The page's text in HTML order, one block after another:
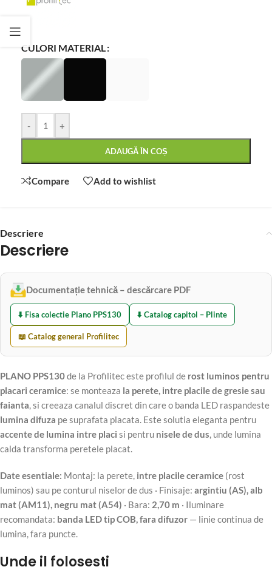
CULORI MATERIAL
- +
ADAUGĂ ÎN COȘ
Compare Add to wishlist
Descriere
Descriere
Documentație tehnică – descărcare PDF
⬇️ Fisa colectie Plano PPS130 ⬇️ Catalog capitol – Plinte
📖 Catalog general Profilitec
PLANO PPS130de la Profilitec este profilul de rost luminos pentru
placari ceramice: se monteaza la perete, intre placile de gresie sau
faianta, si creeaza canalul discret din care o banda LED raspandeste
lumina difuza pe suprafata placata. Este solutia eleganta pentru
accente de lumina intre placi si pentru nisele de dus, unde lumina
calda transforma peretele placat.
Date esentiale: Montaj: la perete, intre placile ceramice (rost
luminos) sau pe conturul niselor de dus · Finisaje: argintiu (AS), alb
mat (AM11), negru mat (A54) · Bara: 2,70 m · Iluminare
recomandata: banda LED tip COB, fara difuzor — linie continua de
lumina, fara puncte.
Unde il folosesti